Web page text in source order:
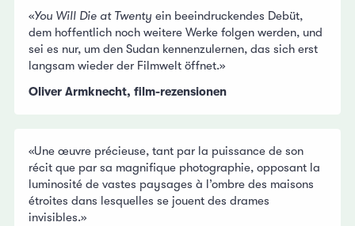
«You Will Die at Twenty ein beeindruckendes Debüt,
dem hoffentlich noch weitere Werke folgen werden, und
sei es nur, um den Sudan kennenzulernen, das sich erst
langsam wieder der Filmwelt öffnet.»
Oliver Armknecht, film-rezensionen
«Une œuvre précieuse, tant par la puissance de son
récit que par sa magnifique photographie, opposant la
luminosité de vastes paysages à l’ombre des maisons
étroites dans lesquelles se jouent des drames
invisibles.»